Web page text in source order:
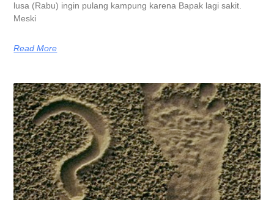
lusa (Rabu) ingin pulang kampung karena Bapak lagi sakit.
Meski
Read More